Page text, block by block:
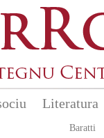
Literatura
Baratti